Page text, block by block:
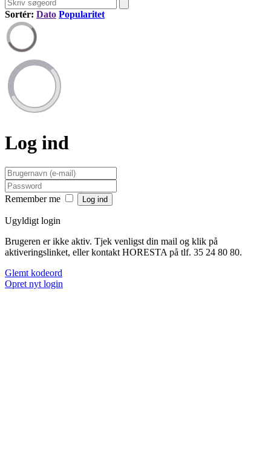
Sortér: Dato Popularitet
Log ind
Remember me
Ugyldigt login
Brugeren er ikke aktiv. Tjek venligst din mail og klik på
aktiveringslinket, eller kontakt HORESTA på tlf. 35 24 80 80.
Glemt kodeord
Opret nyt login